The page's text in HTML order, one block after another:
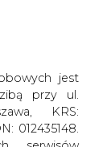
(RODO).
podstawy
wymagane
dostępnych